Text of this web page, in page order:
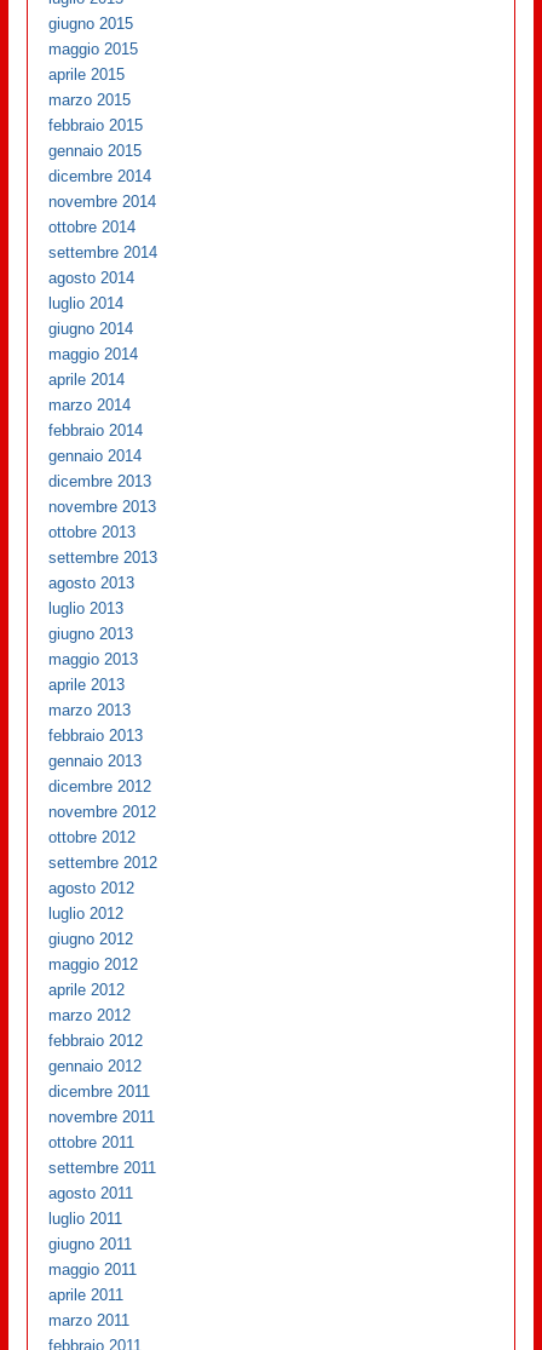
giugno 2015
maggio 2015
aprile 2015
marzo 2015
febbraio 2015
gennaio 2015
dicembre 2014
novembre 2014
ottobre 2014
settembre 2014
agosto 2014
luglio 2014
giugno 2014
maggio 2014
aprile 2014
marzo 2014
febbraio 2014
gennaio 2014
dicembre 2013
novembre 2013
ottobre 2013
settembre 2013
agosto 2013
luglio 2013
giugno 2013
maggio 2013
aprile 2013
marzo 2013
febbraio 2013
gennaio 2013
dicembre 2012
novembre 2012
ottobre 2012
settembre 2012
agosto 2012
luglio 2012
giugno 2012
maggio 2012
aprile 2012
marzo 2012
febbraio 2012
gennaio 2012
dicembre 2011
novembre 2011
ottobre 2011
settembre 2011
agosto 2011
luglio 2011
giugno 2011
maggio 2011
aprile 2011
marzo 2011
febbraio 2011